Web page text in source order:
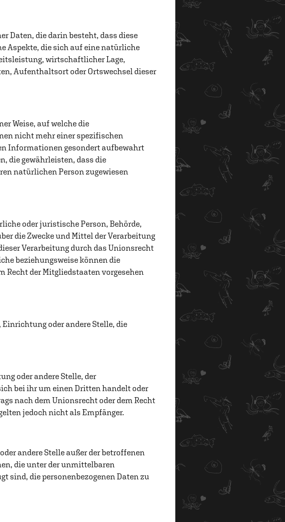
Daten, die darin besteht, dass diese
Aspekte, die sich auf eine natürliche
wirtschaftlicher Lage,
Aufenthaltsort oder Ortswechsel dieser
Weise, auf welche die
nicht mehr einer spezifischen
Informationen gesondert aufbewahrt
die gewährleisten, dass die
natürlichen Person zugewiesen
oder juristische Person, Behörde,
die Zwecke und Mittel der Verarbeitung
Verarbeitung durch das Unionsrecht
beziehungsweise können die
Recht der Mitgliedstaaten vorgesehen
oder andere Stelle, die
oder andere Stelle, der
bei ihr um einen Dritten handelt oder
nach dem Unionsrecht oder dem Recht
jedoch nicht als Empfänger.
andere Stelle außer der betroffenen
die unter der unmittelbaren
sind, die personenbezogenen Daten zu